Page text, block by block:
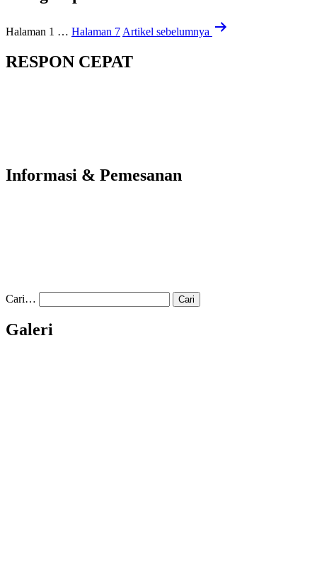
Halaman 1 … Halaman 7 Artikel sebelumnya
RESPON CEPAT
Informasi & Pemesanan
Cari…
Galeri